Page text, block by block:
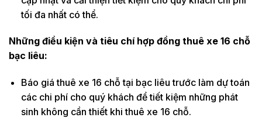
tối đa nhất có thể.
Những điều kiện và tiêu chí hợp đồng thuê xe 16 chỗ
bạc liêu:
Báo giá thuê xe 16 chỗ tại bạc liêu trước làm dự toán
các chi phí cho quý khách để tiết kiệm những phát
sinh không cần thiết khi thuê xe 16 chỗ.